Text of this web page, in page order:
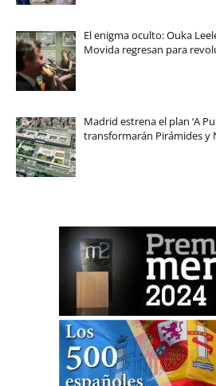
El enigma oculto: Ouka
Movida regresan para
Madrid estrena el plan ‘A
transformarán Pirámides y